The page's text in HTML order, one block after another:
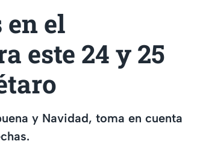
en el
este 24 y 25
y Navidad, toma en cuenta